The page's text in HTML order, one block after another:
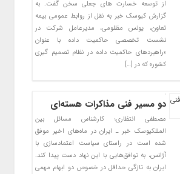
از توسعه خسارت های جعلی سخن گفت. به
گزارش کیوسک خبر به نقل از روابط عمومی بیمه
تعاون، یونس مظلومی، مدیرعامل شرکت در
نشست تخصصی حاکمیت داده با عنوان
«راهبردهای حاکمیت داده در نظام تصمیم گیری
کشور» که در […]
دو مسیر فنی مذاکرات هسته‌ای
مصطفی انتظاری؛ کارشناس مسائل بین
المللکیوسک خبر ـ ایران در ماه‌های اخیر موفق
شده است در راستای سیاست اعتمادسازی با
آژانس، به توافق‌هایی با این نهاد دست پیدا کند.
ایران به تازگی حداقل در خصوص دو ابهام مهمی